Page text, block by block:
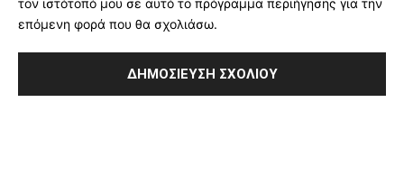
τον ιστότοπό μου σε αυτό το πρόγραμμα περιήγησης για την
επόμενη φορά που θα σχολιάσω.